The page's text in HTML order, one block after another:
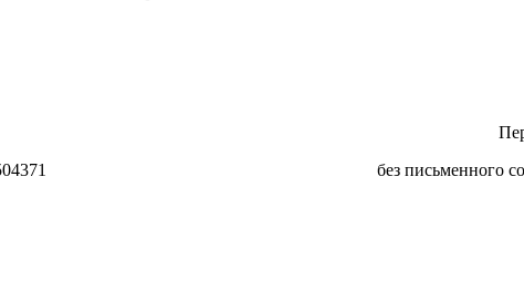
без письменного